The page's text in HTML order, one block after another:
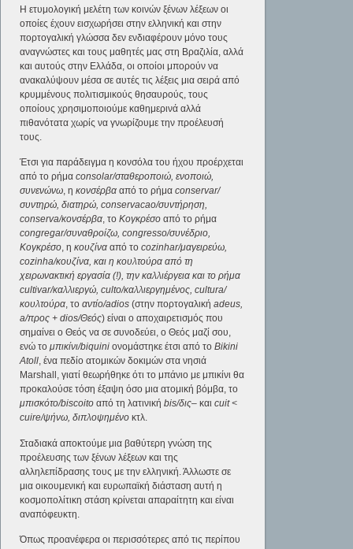
Η ετυμολογική μελέτη των κοινών ξένων λέξεων οι
οποίες έχουν εισχωρήσει στην ελληνική και στην
πορτογαλική γλώσσα δεν ενδιαφέρουν μόνο τους
αναγνώστες και τους μαθητές μας στη Βραζιλία, αλλά
και αυτούς στην Ελλάδα, οι οποίοι μπορούν να
ανακαλύψουν μέσα σε αυτές τις λέξεις μια σειρά από
κρυμμένους πολιτισμικούς θησαυρούς, τους
οποίους χρησιμοποιούμε καθημερινά αλλά
πιθανότατα χωρίς να γνωρίζουμε την προέλευσή
τους.
Έτσι για παράδειγμα η κονσόλα του ήχου προέρχεται
από το ρήμαconsolar/σταθεροποιώ, ενοποιώ,
συνενώνω, ηκονσέρβααπό το ρήμαconservar/
συντηρώ, διατηρώ, conservacao/συντήρηση,
conserva/κονσέρβα, τοΚογκρέσοαπό το ρήμα
congregar/συναθροίζω, congresso/συνέδριο,
Κογκρέσο, ηκουζίνααπό τοcozinhar/μαγειρεύω,
cozinha/κουζίνα, και η κουλτούρα από τη
χειρωνακτική εργασία (!), την καλλιέργεια και το ρήμα
cultivar/καλλιεργώ, culto/καλλιεργημένος, cultura/
κουλτούρα, τοαντίο/adios (στην πορτογαλικήadeus,
a/προς + dios/Θεός) είναι ο αποχαιρετισμός που
σημαίνει ο Θεός να σε συνοδεύει, ο Θεός μαζί σου,
ενώ τομπικίνι/biquini ονομάστηκε έτσι από τοBikini
Atoll, ένα πεδίο ατομικών δοκιμών στα νησιά
Marshall, γιατί θεωρήθηκε ότι το μπάνιο με μπικίνι θα
προκαλούσε τόση έξαψη όσο μια ατομική βόμβα, το
μπισκότο/biscoitoαπό τη λατινικήbis/δις– και cuit <
cuire/ψήνω, διπλοψημένο κτλ.
Σταδιακά αποκτούμε μια βαθύτερη γνώση της
προέλευσης των ξένων λέξεων και της
αλληλεπίδρασης τους με την ελληνική. Άλλωστε σε
μια οικουμενική και ευρωπαϊκή διάσταση αυτή η
κοσμοπολίτικη στάση κρίνεται απαραίτητη και είναι
αναπόφευκτη.
Όπως προανέφερα οι περισσότερες από τις περίπου